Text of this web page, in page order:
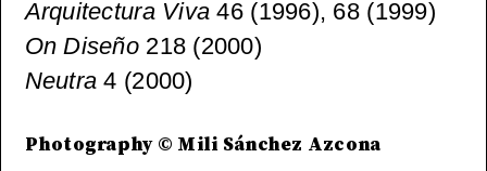
Arquitectura Viva46 (1996), 68 (1999)
On Diseño 218 (2000)
Neutra 4 (2000)
Photography © Mili Sánchez Azcona